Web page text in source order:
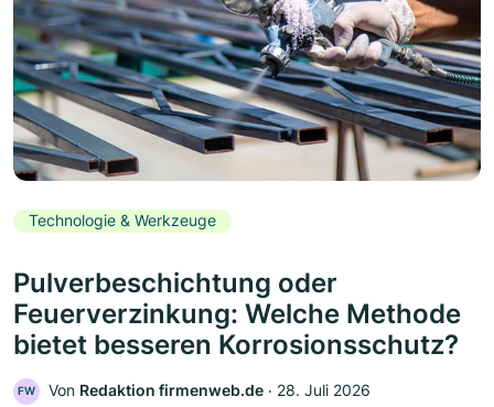
Technologie & Werkzeuge
Pulverbeschichtung oder
Feuerverzinkung: Welche Methode
bietet besseren Korrosionsschutz?
FW Von Redaktion firmenweb.de ‧ 28. Juli 2026